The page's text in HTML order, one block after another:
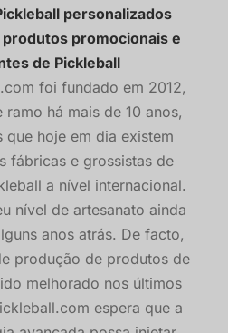
personalizados
promocionais e
de Pickleball
foi fundado em 2012,
ramo há mais de 10 anos,
que hoje em dia existem
fábricas e grossistas de
a nível internacional.
nível de artesanato ainda
anos atrás. De facto,
produção de produtos de
melhorado nos últimos
espera que a